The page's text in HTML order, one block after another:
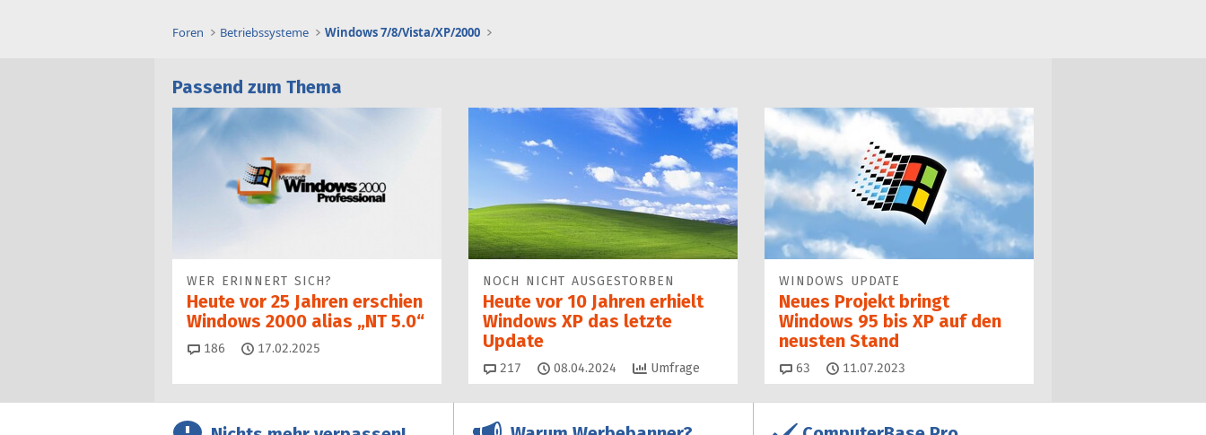
Foren Betriebssysteme Windows 7/8/Vista/XP/2000
Passend zum Thema
WER ERINNERT SICH?
Heute vor 25 Jahren erschien
Windows 2000 alias „NT 5.0“
186 Kommentare
17.02.2025
NOCH NICHT AUSGESTORBEN
Heute vor 10 Jahren erhielt
Windows XP das letzte
Update
217 Kommentare
08.04.2024 Umfrage
WINDOWS UPDATE
Neues Projekt bringt
Windows 95 bis XP auf den
neusten Stand
63 Kommentare
11.07.2023